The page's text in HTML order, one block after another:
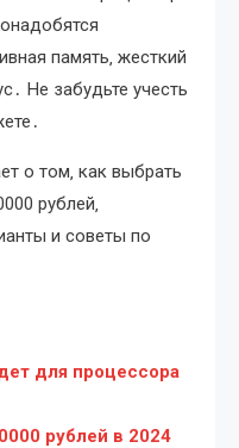
память‚ жесткий
Не забудьте учесть
о том‚ как выбрать
рублей‚
и советы по
для процессора
рублей в 2024